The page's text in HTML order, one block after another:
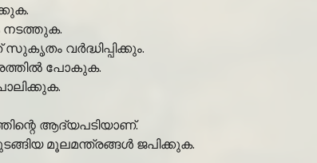
നടത്തുക.
വർദ്ധിപ്പിക്കും.
പോകുക.
ആദ്യപടിയാണ്.
മൂലമന്ത്രങ്ങൾ ജപിക്കുക.